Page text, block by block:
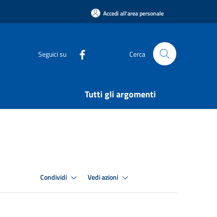
Accedi all'area personale
Seguici su Cerca
Tutti gli argomenti
Condividi Vedi azioni